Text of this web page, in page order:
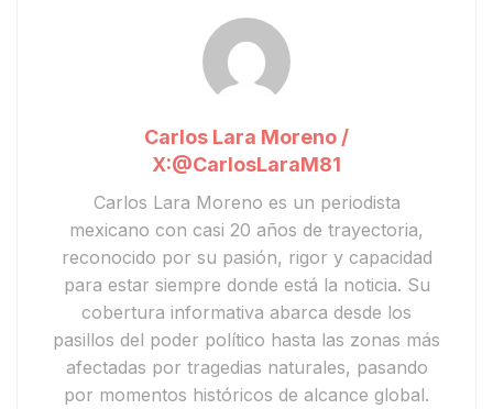
Carlos Lara Moreno /
X:@CarlosLaraM81
Carlos Lara Moreno es un periodista
mexicano con casi 20 años de trayectoria,
reconocido por su pasión, rigor y capacidad
para estar siempre donde está la noticia. Su
cobertura informativa abarca desde los
pasillos del poder político hasta las zonas más
afectadas por tragedias naturales, pasando
por momentos históricos de alcance global.